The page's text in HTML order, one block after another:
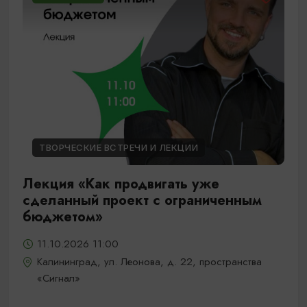
ТВОРЧЕСКИЕ ВСТРЕЧИ И ЛЕКЦИИ
Лекция «Как продвигать уже
сделанный проект с ограниченным
бюджетом»
11.10.2026 11:00
Калининград, ул. Леонова, д. 22, пространства
«Сигнал»